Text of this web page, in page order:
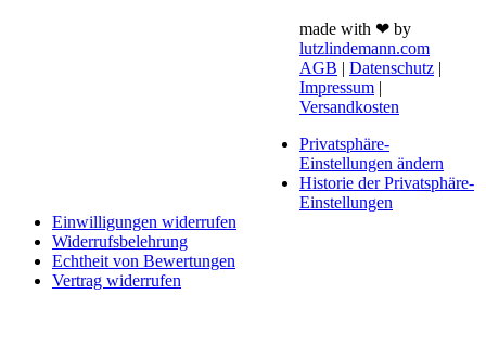
made with ❤ by
lutzlindemann.com
AGB | Datenschutz |
Impressum |
Versandkosten
Privatsphäre-
Einstellungen ändern
Historie der Privatsphäre-
Einstellungen
Einwilligungen widerrufen
Widerrufsbelehrung
Echtheit von Bewertungen
Vertrag widerrufen